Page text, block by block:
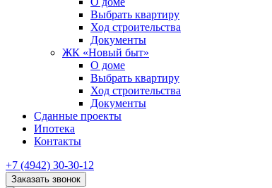
Выбрать квартиру
Ход строительства
Документы
ЖК «Новый быт»
О доме
Выбрать квартиру
Ход строительства
Документы
Сданные проекты
Ипотека
Контакты
+7 (4942) 30-30-12